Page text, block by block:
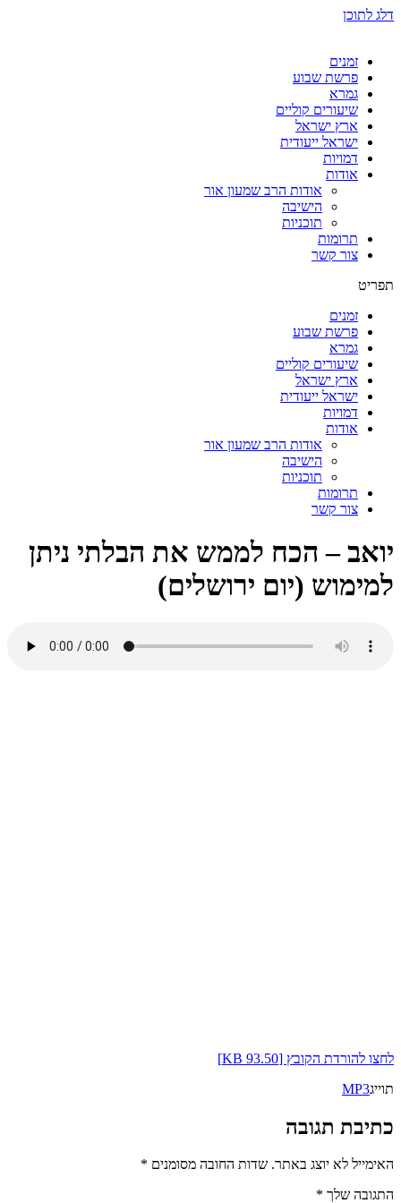
דלג לתוכן
זמנים
פרשת שבוע
גמרא
שיעורים קוליים
ארץ ישראל
ישראל ייעודית
דמויות
אודות
אודות הרב שמעון אור
הישיבה
תוכניות
תרומות
צור קשר
תפריט
זמנים
פרשת שבוע
גמרא
שיעורים קוליים
ארץ ישראל
ישראל ייעודית
דמויות
אודות
אודות הרב שמעון אור
הישיבה
תוכניות
תרומות
צור קשר
יואב – הכח לממש את הבלתי ניתן
למימוש (יום ירושלים)
לחצו להורדת הקובץ [93.50 KB]
תוייגMP3
כתיבת תגובה
האימייל לא יוצג באתר. שדות החובה מסומנים *
התגובה שלך *